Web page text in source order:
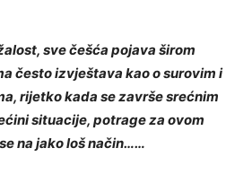
sve češća pojava širom
često izvještava kao o surovim i
rijetko kada se završe srećnim
situacije, potrage za ovom
na jako loš način……